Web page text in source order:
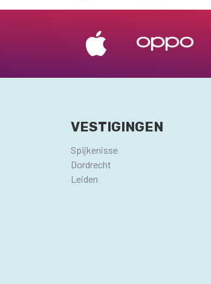
VESTIGINGEN
Spijkenisse
Dordrecht
Leiden